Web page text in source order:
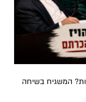
המשגיח בשיחה